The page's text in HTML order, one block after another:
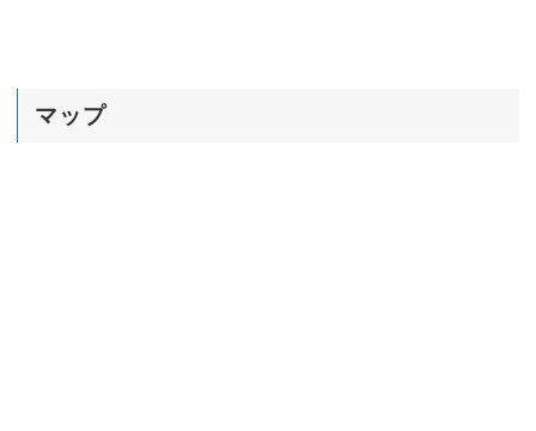
マップ